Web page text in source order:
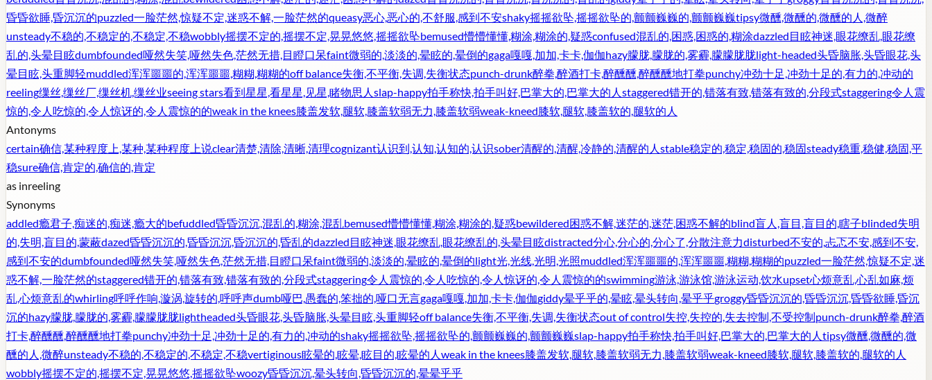
昏昏欲睡,昏沉沉的puzzled一脸茫然,惊疑不定,迷惑不解,一脸茫然的queasy恶心,恶心的,不舒服,感到不安shaky摇摇欲坠,摇摇欲坠的,颤颤巍巍的,颤颤巍巍tipsy微醺,微醺的,微醺的人,微醉
unsteady不稳的,不稳定的,不稳定,不稳wobbly摇摆不定的,摇摆不定,晃晃悠悠,摇摇欲坠bemused懵懵懂懂,糊涂,糊涂的,疑惑confused混乱的,困惑,困惑的,糊涂dazzled目眩神迷,眼花缭乱,眼花缭
乱的,头晕目眩dumbfounded哑然失笑,哑然失色,茫然无措,目瞪口呆faint微弱的,淡淡的,晕眩的,晕倒的gaga嘎嘎,加加,卡卡,伽伽hazy朦胧,朦胧的,雾霾,朦朦胧胧light-headed头昏脑胀,头昏眼花,头
晕目眩,头重脚轻muddled浑浑噩噩的,浑浑噩噩,糊糊,糊糊的off balance失衡,不平衡,失调,失衡状态punch-drunk醉拳,醉酒打卡,醉醺醺,醉醺醺地打拳punchy冲劲十足,冲劲十足的,有力的,冲动的
reeling缫丝,缫丝厂,缫丝机,缫丝业seeing stars看到星星,看星星,见星,睹物思人 slap-happy拍手称快,拍手叫好,巴掌大的,巴掌大的人 staggered错开的,错落有致,错落有致的,分段式staggering令人震
惊的,令人吃惊的,令人惊讶的,令人震惊的的weak in the knees膝盖发软,腿软,膝盖软弱无力,膝盖软弱weak-kneed膝软,腿软,膝盖软的,腿软的人
Antonyms
certain确信,某种程度上,某种,某种程度上说clear清楚,清除,清晰,清理cognizant认识到,认知,认知的,认识sober清醒的,清醒,冷静的,清醒的人 stable稳定的,稳定,稳固的,稳固steady稳重,稳健,稳固,平
稳sure确信,肯定的,确信的,肯定
as inreeling
Synonyms
addled瘾君子,痴迷的,痴迷,瘾大的befuddled昏昏沉沉,混乱的,糊涂,混乱 bemused懵懵懂懂,糊涂,糊涂的,疑惑bewildered困惑不解,迷茫的,迷茫,困惑不解的blind盲人,盲目,盲目的,瞎子blinded失明
的,失明,盲目的,蒙蔽dazed昏昏沉沉的,昏昏沉沉,昏沉沉的,昏乱的dazzled目眩神迷,眼花缭乱,眼花缭乱的,头晕目眩distracted分心,分心的,分心了,分散注意力disturbed不安的,忐忑不安,感到不安,
感到不安的dumbfounded哑然失笑,哑然失色,茫然无措,目瞪口呆faint微弱的,淡淡的,晕眩的,晕倒的light光,光线,光明,光照muddled浑浑噩噩的,浑浑噩噩,糊糊,糊糊的puzzled一脸茫然,惊疑不定,迷
惑不解,一脸茫然的staggered错开的,错落有致,错落有致的,分段式staggering令人震惊的,令人吃惊的,令人惊讶的,令人震惊的的swimming游泳,游泳馆,游泳运动,饮水upset心烦意乱,心乱如麻,烦
乱,心烦意乱的whirling呼呼作响,漩涡,旋转的,呼呼声dumb哑巴,愚蠢的,笨拙的,哑口无言gaga嘎嘎,加加,卡卡,伽伽giddy晕乎乎的,晕眩,晕头转向,晕乎乎groggy昏昏沉沉的,昏昏沉沉,昏昏欲睡,昏沉
沉的hazy朦胧,朦胧的,雾霾,朦朦胧胧lightheaded头昏眼花,头昏脑胀,头晕目眩,头重脚轻off balance失衡,不平衡,失调,失衡状态out of control失控,失控的,失去控制,不受控制punch-drunk醉拳,醉酒
打卡,醉醺醺,醉醺醺地打拳punchy冲劲十足,冲劲十足的,有力的,冲动的shaky摇摇欲坠,摇摇欲坠的,颤颤巍巍的,颤颤巍巍slap-happy拍手称快,拍手叫好,巴掌大的,巴掌大的人 tipsy微醺,微醺的,微
醺的人,微醉unsteady不稳的,不稳定的,不稳定,不稳vertiginous眩晕的,眩晕,眩目的,眩晕的人 weak in the knees膝盖发软,腿软,膝盖软弱无力,膝盖软弱weak-kneed膝软,腿软,膝盖软的,腿软的人
wobbly摇摆不定的,摇摆不定,晃晃悠悠,摇摇欲坠woozy昏昏沉沉,晕头转向,昏昏沉沉的,晕晕乎乎